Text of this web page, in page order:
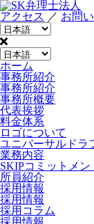
アクセス ／ お問
ホーム
事務所紹介
事務所紹介
事務所概要
代表挨拶
料金体系
ロゴについて
ユニバーサルドラ
業務内容
SKIPコミットメン
所員紹介
採用情報
採用情報
採用コラム
採用情報